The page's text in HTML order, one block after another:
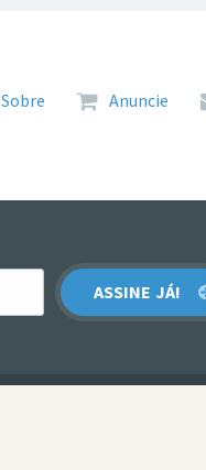
para o conteúdo
Sobre Anuncie